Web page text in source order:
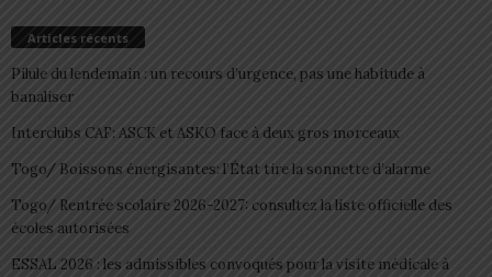
Articles récents
Pilule du lendemain : un recours d’urgence, pas une habitude à
banaliser
Interclubs CAF: ASCK et ASKO face à deux gros morceaux
Togo/ Boissons énergisantes: l’État tire la sonnette d’alarme
Togo/ Rentrée scolaire 2026-2027: consultez la liste officielle des
écoles autorisées
ESSAL 2026 : les admissibles convoqués pour la visite médicale à